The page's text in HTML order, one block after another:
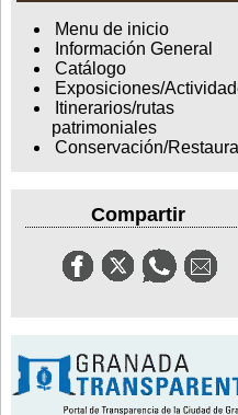
Menu de inicio
Información General
Catálogo
Exposiciones/
Itinerarios/rutas
patrimoniales
Conservación/
Compartir